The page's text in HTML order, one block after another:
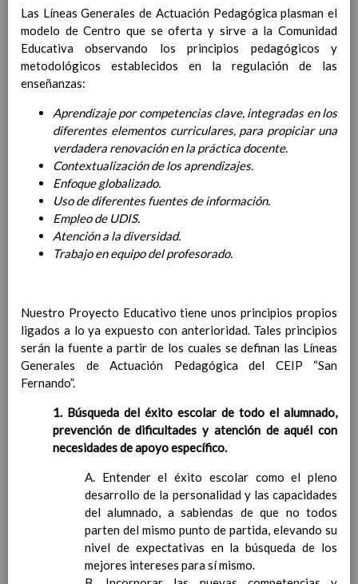
y de Ã¡reas curriculares.
Competencias bÃ¡sicas
15 noviembre 2019
ProgramaciÃ³n y relaciÃ³n de los
elementos curriculares del 2Âº ciclo de
InterrelaciÃ³n familiar-centro
educativo
AtenciÃ³n a la diversidad
2019
Proyecto curricular de ReligiÃ³n
CatÃ³lica en Segundo Ciclo de Infantil
etapa
Ãrea III: Lenguajes:
Ãrea II: Conocimiento del
medio
15 noviembre 2019
Ãrea I: Conocimiento de sÃ­
mismo y autonomÃ­a
personal
Recursos 15 noviembre 2019
EducaciÃ³n Primaria
CoordinaciÃ³n y concreciÃ³n curricular
Ãrea de Lengua Castellana y
Literatura
Objetivos del Ã¡rea
ContribuciÃ³n del Ã¡rea a
las competencias clave
ConcreciÃ³n curricular
Las Líneas Generales de Actuación Pedagógica plasman el
modelo de Centro que se oferta y sirve a la Comunidad
Educativa observando los principios pedagógicos y
metodológicos establecidos en la regulación de las
enseñanzas:
Aprendizaje por competencias clave, integradas en los
diferentes elementos curriculares, para propiciar una
verdadera renovación en la práctica docente.
Contextualización de los aprendizajes.
Enfoque globalizado.
Uso de diferentes fuentes de información.
Empleo de UDIS.
Atención a la diversidad.
Trabajo en equipo del profesorado.
Nuestro Proyecto Educativo tiene unos principios propios
ligados a lo ya expuesto con anterioridad. Tales principios
serán la fuente a partir de los cuales se definan las Líneas
Generales de Actuación Pedagógica del CEIP “San
Fernando”.
1. Búsqueda del éxito escolar de todo el alumnado,
prevención de dificultades y atención de aquél con
necesidades de apoyo específico.
A. Entender el éxito escolar como el pleno
desarrollo de la personalidad y las capacidades
del alumnado, a sabiendas de que no todos
parten del mismo punto de partida, elevando su
nivel de expectativas en la búsqueda de los
mejores intereses para sí mismo.